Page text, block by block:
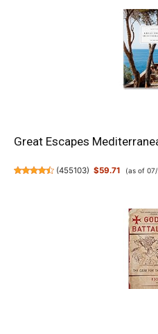
Great Escapes
(455103) $59.71 (as of